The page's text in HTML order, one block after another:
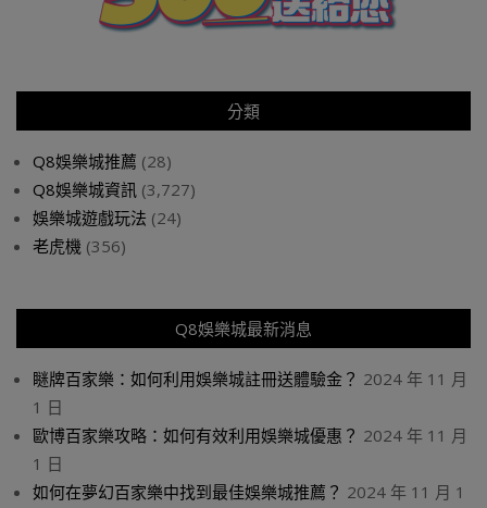
分類
Q8娛樂城推薦 (28)
Q8娛樂城資訊 (3,727)
娛樂城遊戲玩法 (24)
老虎機 (356)
Q8娛樂城最新消息
瞇牌百家樂：如何利用娛樂城註冊送體驗金？ 2024 年 11 月
1 日
歐博百家樂攻略：如何有效利用娛樂城優惠？ 2024 年 11 月
1 日
如何在夢幻百家樂中找到最佳娛樂城推薦？ 2024 年 11 月 1